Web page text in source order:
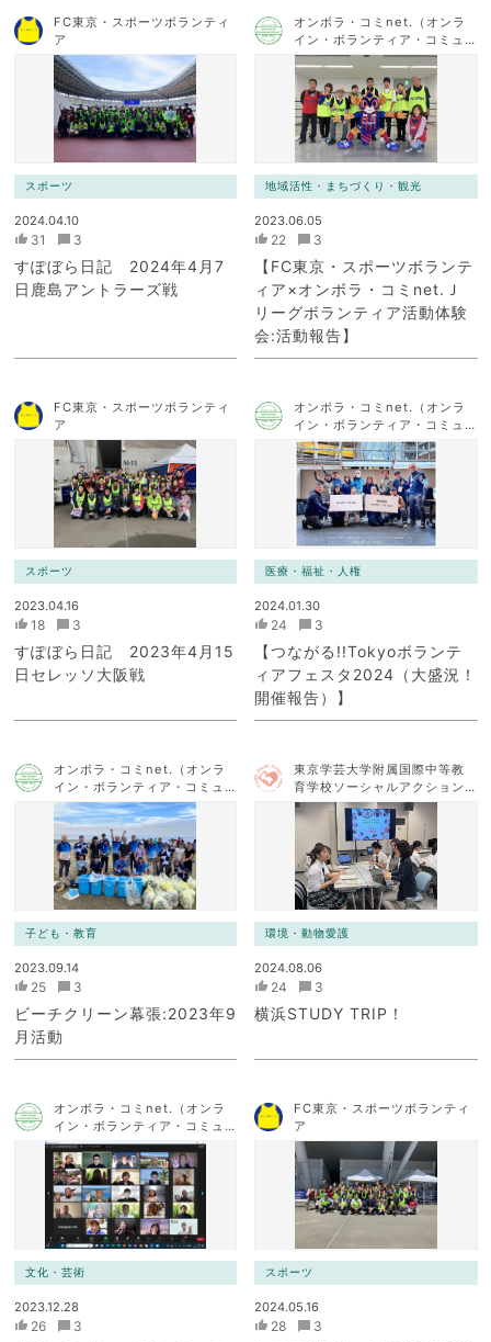
FC東京・スポーツボランティ
ア
スポーツ
2024.04.10
31 3
すぽぼら日記 2024年4月7
日鹿島アントラーズ戦
オンボラ・コミnet.（オンラ
イン・ボランティア・コミュ
ニケーション・ネットワー
ク）
地域活性・まちづくり・観光
2023.06.05
22 3
【FC東京・スポーツボランテ
ィア×オンボラ・コミnet.Ｊ
リーグボランティア活動体験
会:活動報告】
FC東京・スポーツボランティ
ア
スポーツ
2023.04.16
18 3
すぽぼら日記 2023年4月15
日セレッソ大阪戦
オンボラ・コミnet.（オンラ
イン・ボランティア・コミュ
ニケーション・ネットワー
ク）
医療・福祉・人権
2024.01.30
24 3
【つながる!!Tokyoボランテ
ィアフェスタ2024（大盛況！
開催報告）】
オンボラ・コミnet.（オンラ
イン・ボランティア・コミュ
ニケーション・ネットワー
ク）
子ども・教育
2023.09.14
25 3
ビーチクリーン幕張:2023年9
月活動
東京学芸大学附属国際中等教
育学校ソーシャルアクション
チーム
環境・動物愛護
2024.08.06
24 3
横浜STUDY TRIP！
オンボラ・コミnet.（オンラ
イン・ボランティア・コミュ
ニケーション・ネットワー
ク）
文化・芸術
2023.12.28
26 3
FC東京・スポーツボランティ
ア
スポーツ
2024.05.16
28 3